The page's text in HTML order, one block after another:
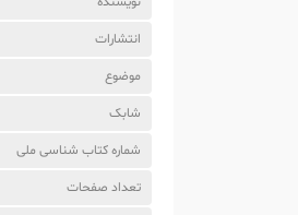
انتشارات
موضوع
شابک
شماره کتاب شناسی ملی
تعداد صفحات